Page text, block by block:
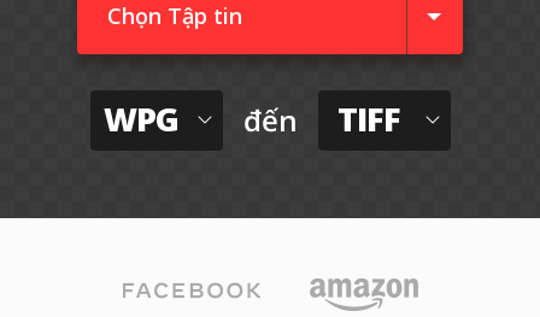
Chọn Tập tin
WPG đến TIFF